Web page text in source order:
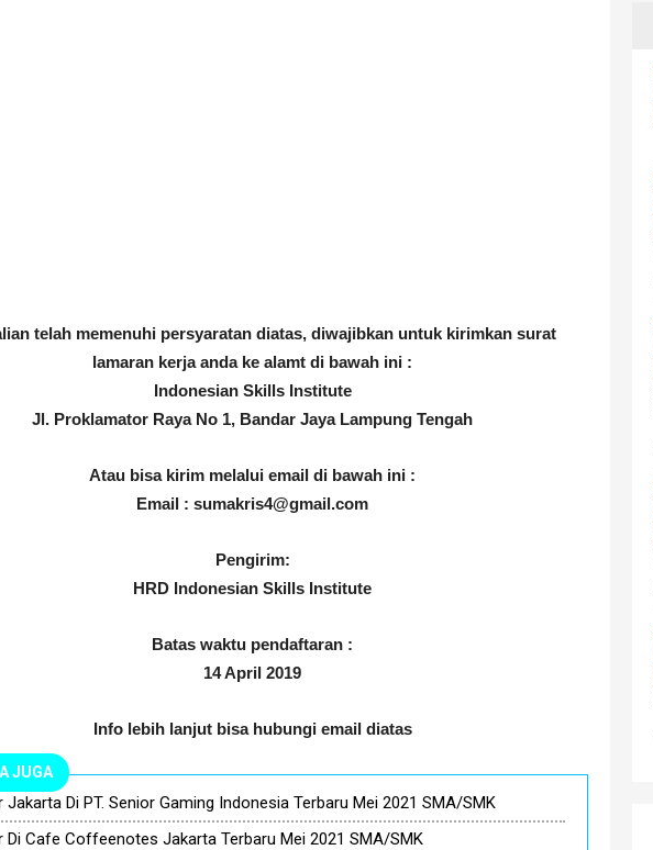
telah memenuhi persyaratan diatas, diwajibkan untuk kirimkan surat
lamaran kerja anda ke alamt di bawah ini :
Indonesian Skills Institute
Jl. Proklamator Raya No 1, Bandar Jaya Lampung Tengah
Atau bisa kirim melalui email di bawah ini :
Email : sumakris4@gmail.com
Pengirim:
HRD Indonesian Skills Institute
Batas waktu pendaftaran :
14 April 2019
Info lebih lanjut bisa hubungi email diatas
JUGA
Jakarta Di PT. Senior Gaming Indonesia Terbaru Mei 2021 SMA/SMK
Di Cafe Coffeenotes Jakarta Terbaru Mei 2021 SMA/SMK